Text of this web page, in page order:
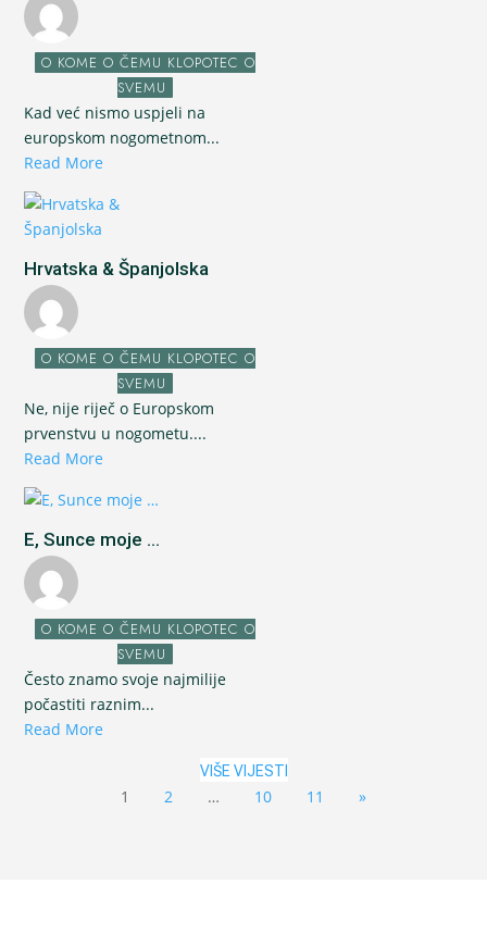
O KOME O ČEMU KLOPOTEC O
SVEMU
Kad već nismo uspjeli na
europskom nogometnom...
Read More
Hrvatska & Španjolska
O KOME O ČEMU KLOPOTEC O
SVEMU
Ne, nije riječ o Europskom
prvenstvu u nogometu....
Read More
E, Sunce moje ...
O KOME O ČEMU KLOPOTEC O
SVEMU
Često znamo svoje najmilije
počastiti raznim...
Read More
VIŠE VIJESTI
1 2 … 10 11 »